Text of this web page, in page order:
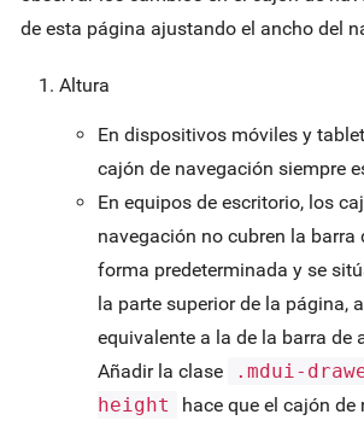
de esta página ajustando el ancho del
Altura
En dispositivos móviles y
cajón de navegación siempre
En equipos de escritorio, los
navegación no cubren la barra
forma predeterminada y se
la parte superior de la página,
equivalente a la de la barra de
Añadir la clase
.mdui-
height
hace que el cajón